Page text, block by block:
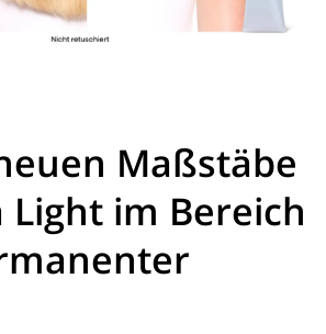
Maßstäbe
Light im Bereich